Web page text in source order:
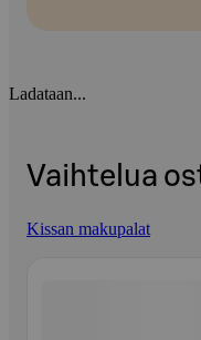
Ladataan...
Vaihtelua
Kissan makupalat